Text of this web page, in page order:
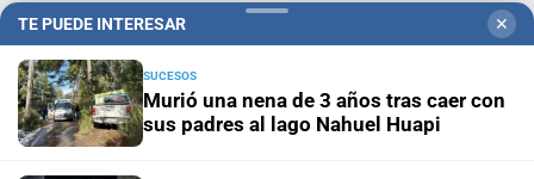
TE PUEDE INTERESAR ✕
SUCESOS
Murió una nena de 3 años tras caer con
sus padres al lago Nahuel Huapi